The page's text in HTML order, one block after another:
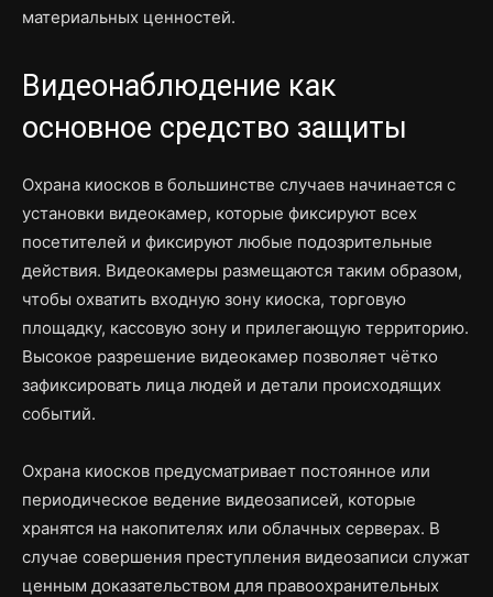
материальных ценностей.
Видеонаблюдение как
основное средство защиты
Охрана киосков в большинстве случаев начинается с
установки видеокамер, которые фиксируют всех
посетителей и фиксируют любые подозрительные
действия. Видеокамеры размещаются таким образом,
чтобы охватить входную зону киоска, торговую
площадку, кассовую зону и прилегающую территорию.
Высокое разрешение видеокамер позволяет чётко
зафиксировать лица людей и детали происходящих
событий.
Охрана киосков предусматривает постоянное или
периодическое ведение видеозаписей, которые
хранятся на накопителях или облачных серверах. В
случае совершения преступления видеозаписи служат
ценным доказательством для правоохранительных